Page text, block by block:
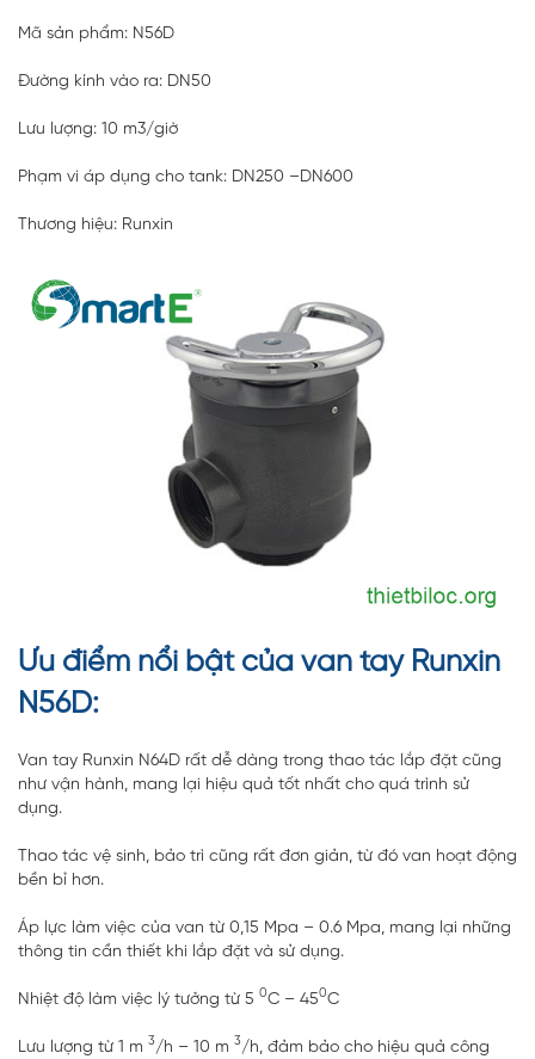
Mã sản phẩm: N56D
Đường kính vào ra: DN50
Lưu lượng: 10 m3/giờ
Phạm vi áp dụng cho tank: DN250 –DN600
Thương hiệu: Runxin
Ưu điểm nổi bật của van tay Runxin
N56D:
Van tay Runxin N64D rất dễ dàng trong thao tác lắp đặt cũng
như vận hành, mang lại hiệu quả tốt nhất cho quá trình sử
dụng.
Thao tác vệ sinh, bảo trì cũng rất đơn giản, từ đó van hoạt động
bền bỉ hơn.
Áp lực làm việc của van từ 0,15 Mpa – 0.6 Mpa, mang lại những
thông tin cần thiết khi lắp đặt và sử dụng.
Nhiệt độ làm việc lý tưởng từ 5 0C – 450C
Lưu lượng từ 1 m 3/h – 10 m 3/h, đảm bảo cho hiệu quả công